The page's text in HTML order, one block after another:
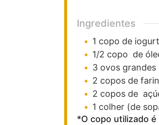
Ingredientes
1 copo de
1/2 copo de
3 ovos grandes
2 copos de
2 copos de
1 colher (de
*O copo utilizado